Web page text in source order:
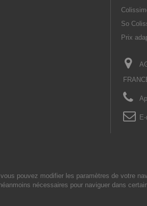
So
Prix
pouvez modifier les paramètres de votre
nécessaires pour naviguer dans